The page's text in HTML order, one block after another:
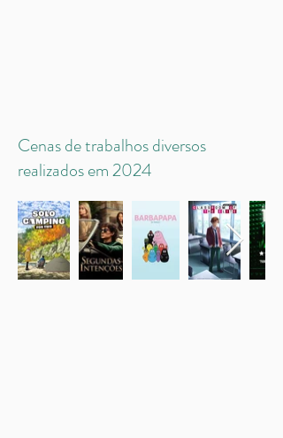
Cenas de trabalhos diversos
realizados em 2024